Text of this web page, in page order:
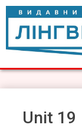
Skip
content
Видавництво
Видавництво
Unit 19